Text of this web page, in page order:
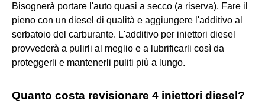
Bisognerà portare l'auto quasi a secco (a riserva). Fare il
pieno con un diesel di qualità e aggiungere l'additivo al
serbatoio del carburante. L'additivo per iniettori diesel
provvederà a pulirli al meglio e a lubrificarli così da
proteggerli e mantenerli puliti più a lungo.
Quanto costa revisionare 4 iniettori diesel?